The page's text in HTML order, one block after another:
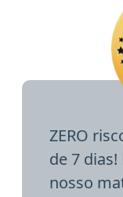
ZERO
de 7
nosso